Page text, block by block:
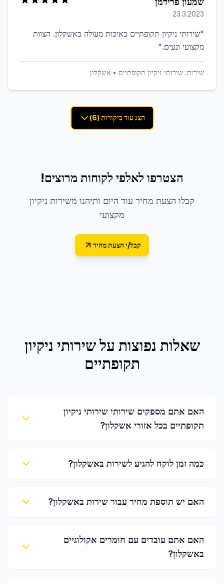
23.3.2023
"שירותי ניקיון תקופתיים באיכות מעולה באשקלון. הצוות
מקצועי ונעים."
שירות: שירותי ניקיון תקופתיים • אשקלון
הצג עוד ביקורות (6)
הצטרפו לאלפי לקוחות מרוצים!
קבלו הצעת מחיר עוד היום ותיהנו משירות ניקיון
מקצועי
קבל/י הצעת מחיר
שאלות נפוצות עלשירותי ניקיון
תקופתיים
האם אתם מספקים שירותי שירותי ניקיון
תקופתיים בכל אזורי אשקלון?
כמה זמן לוקח להגיע לשירות באשקלון?
האם יש תוספת מחיר עבור שירות באשקלון?
האם אתם עובדים עם חומרים אקולוגיים
באשקלון?